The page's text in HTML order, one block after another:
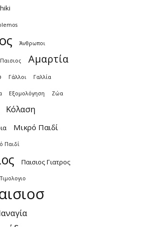
Άνθρωποι
Αμαρτία
Γάλλοι Γαλλία
Εξομολόγηση Ζώα
Κόλαση
Μικρό Παιδί
Παιδί
Παισιος Γιατρος